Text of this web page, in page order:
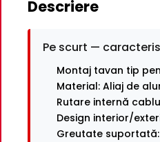
Descriere
Pe scurt —
Montaj tavan tip
Material: Aliaj de
Rutare internă
Design interior/
Greutate suportată: